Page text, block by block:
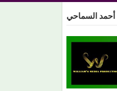
أحمد السماحي